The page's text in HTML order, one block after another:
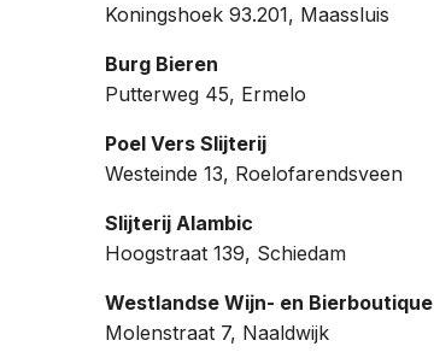
Koningshoek 93.201, Maassluis
Burg Bieren
Putterweg 45, Ermelo
Poel Vers Slijterij
Westeinde 13, Roelofarendsveen
Slijterij Alambic
Hoogstraat 139, Schiedam
Westlandse Wijn- en Bierboutique
Molenstraat 7, Naaldwijk